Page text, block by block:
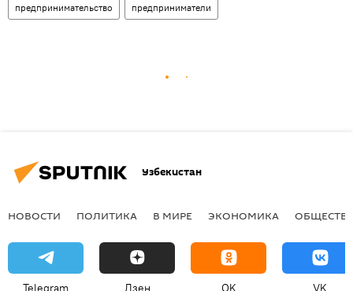
предпринимательство предприниматели
Узбекистан
НОВОСТИ ПОЛИТИКА В МИРЕ ЭКОНОМИКА
Telegram Дзен OK VK